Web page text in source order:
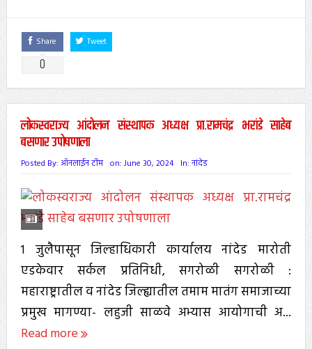
Share
0
Tweet
लोकस्वराज्य आंदोलन संस्थापक अध्यक्ष प्रा.रामचंद्र भरांडे साहेब
बसणार उपोषणाला
Posted By: ऑनलाईन टीम on: June 30, 2024 In: नांदेड
1 जुलैपासून जिल्हाधिकारी कार्यालय नांदेड मारोती
एडकेवार सर्कल प्रतिनिधी, सगरोळी सगरोळी :
महाराष्ट्रातील व नांदेड जिल्ह्यातील तमाम मातंग समाजाच्या
प्रमुख मागण्या- लहुजी साळवे अभ्यास आयोगाची अ...
Read more